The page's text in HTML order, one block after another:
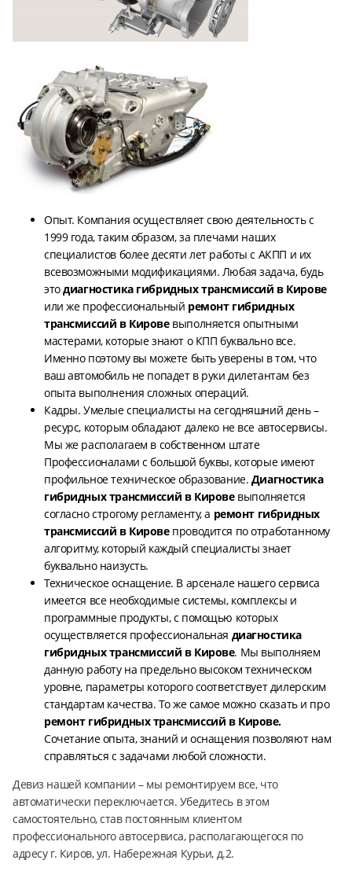
Опыт. Компания осуществляет свою деятельность с
1999 года, таким образом, за плечами наших
специалистов более десяти лет работы с АКПП и их
всевозможными модификациями. Любая задача, будь
этодиагностика гибридных трансмиссий в Кирове
или же профессиональный ремонт гибридных
трансмиссий в Кирове выполняется опытными
мастерами, которые знают о КПП буквально все.
Именно поэтому вы можете быть уверены в том, что
ваш автомобиль не попадет в руки дилетантам без
опыта выполнения сложных операций.
Кадры. Умелые специалисты на сегодняшний день –
ресурс, которым обладают далеко не все автосервисы.
Мы же располагаем в собственном штате
Профессионалами с большой буквы, которые имеют
профильное техническое образование. Диагностика
гибридных трансмиссий в Кировевыполняется
согласно строгому регламенту, а ремонт гибридных
трансмиссий в Кировепроводится по отработанному
алгоритму, который каждый специалисты знает
буквально наизусть.
Техническое оснащение. В арсенале нашего сервиса
имеется все необходимые системы, комплексы и
программные продукты, с помощью которых
осуществляется профессиональная диагностика
гибридных трансмиссий в Кирове. Мы выполняем
данную работу на предельно высоком техническом
уровне, параметры которого соответствует дилерским
стандартам качества. То же самое можно сказать и про
ремонт гибридных трансмиссий в Кирове.
Сочетание опыта, знаний и оснащения позволяют нам
справляться с задачами любой сложности.
Девиз нашей компании – мы ремонтируем все, что
автоматически переключается. Убедитесь в этом
самостоятельно, став постоянным клиентом
профессионального автосервиса, располагающегося по
адресу г. Киров, ул. Набережная Курьи, д.2.